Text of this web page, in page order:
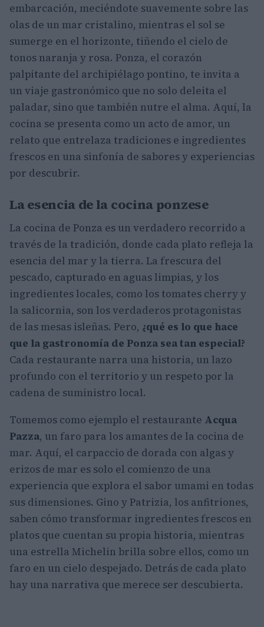
embarcación, meciéndote suavemente sobre las
olas de un mar cristalino, mientras el sol se
sumerge en el horizonte, tiñendo el cielo de
tonos naranja y rosa. Ponza, el corazón
palpitante del archipiélago pontino, te invita a
un viaje gastronómico que no solo deleita el
paladar, sino que también nutre el alma. Aquí, la
cocina se presenta como un acto de amor, un
relato que entrelaza tradiciones e ingredientes
frescos en una sinfonía de sabores y experiencias
por descubrir.
La esencia de la cocina ponzese
La cocina de Ponza es un verdadero recorrido a
través de la tradición, donde cada plato refleja la
esencia del mar y la tierra. La frescura del
pescado, capturado en aguas limpias, y los
ingredientes locales, como los tomates cherry y
la salicornia, son los verdaderos protagonistas
de las mesas isleñas. Pero, ¿qué es lo que hace
que la gastronomía de Ponza sea tan especial?
Cada restaurante narra una historia, un lazo
profundo con el territorio y un respeto por la
cadena de suministro local.
Tomemos como ejemplo el restaurante Acqua
Pazza, un faro para los amantes de la cocina de
mar. Aquí, el carpaccio de dorada con algas y
erizos de mar es solo el comienzo de una
experiencia que explora el sabor umami en todas
sus dimensiones. Gino y Patrizia, los anfitriones,
saben cómo transformar ingredientes frescos en
platos que cuentan su propia historia, mientras
una estrella Michelin brilla sobre ellos, como un
faro en un cielo despejado. Detrás de cada plato
hay una narrativa que merece ser descubierta.